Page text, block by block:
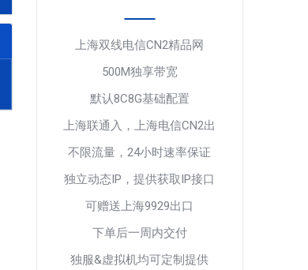
上海双线电信CN2精品网
500M独享带宽
默认8C8G基础配置
上海联通入，上海电信CN2出
不限流量，24小时速率保证
独立动态IP，提供获取IP接口
可赠送上海9929出口
下单后一周内交付
独服&虚拟机均可定制提供